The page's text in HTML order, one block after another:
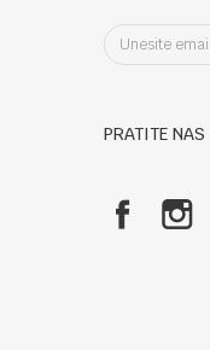
PRATITE NAS